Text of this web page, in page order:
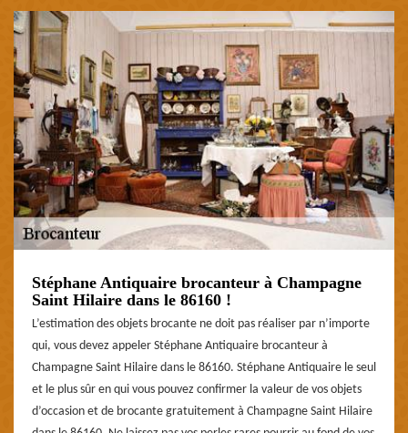
Stéphane Antiquaire brocanteur à Champagne
Saint Hilaire dans le 86160 !
L’estimation des objets brocante ne doit pas réaliser par n’importe
qui, vous devez appeler Stéphane Antiquaire brocanteur à
Champagne Saint Hilaire dans le 86160. Stéphane Antiquaire le seul
et le plus sûr en qui vous pouvez confirmer la valeur de vos objets
d’occasion et de brocante gratuitement à Champagne Saint Hilaire